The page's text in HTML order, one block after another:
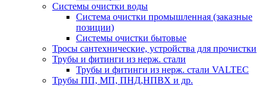
Системы очистки воды
Система очистки промышленная (заказные
позиции)
Системы очистки бытовые
Тросы сантехнические, устройства для прочистки
Трубы и фитинги из нерж. стали
Трубы и фитинги из нерж. стали VALTEC
Трубы ПП, МП, ПНД,НПВХ и др.